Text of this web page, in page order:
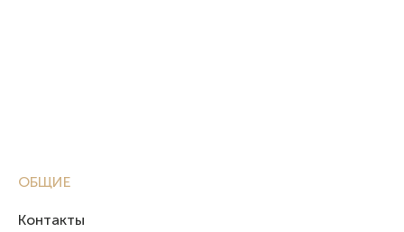
ОБЩИЕ
Контакты